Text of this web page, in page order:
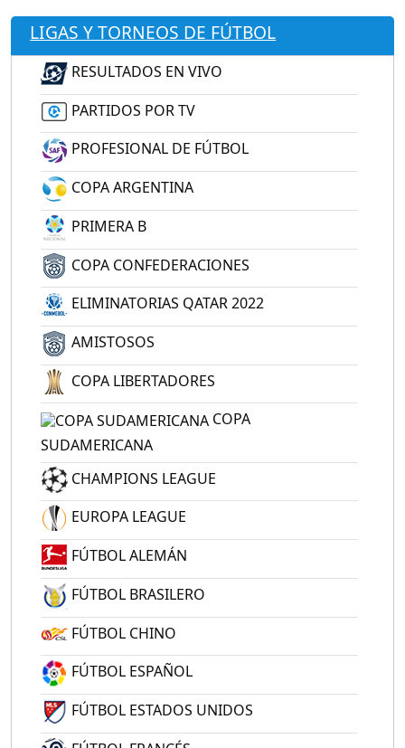
LIGAS Y TORNEOS DE FÚTBOL
RESULTADOS EN VIVO
PARTIDOS POR TV
PROFESIONAL DE FÚTBOL
COPA ARGENTINA
PRIMERA B
COPA CONFEDERACIONES
ELIMINATORIAS QATAR 2022
AMISTOSOS
COPA LIBERTADORES
COPA
SUDAMERICANA
CHAMPIONS LEAGUE
EUROPA LEAGUE
FÚTBOL ALEMÁN
FÚTBOL BRASILERO
FÚTBOL CHINO
FÚTBOL ESPAÑOL
FÚTBOL ESTADOS UNIDOS